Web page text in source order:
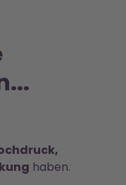
haben.